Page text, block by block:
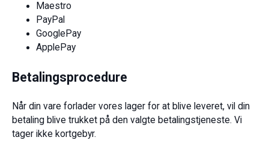
Maestro
PayPal
GooglePay
ApplePay
Betalingsprocedure
Når din vare forlader vores lager for at blive leveret, vil din
betaling blive trukket på den valgte betalingstjeneste. Vi
tager ikke kortgebyr.